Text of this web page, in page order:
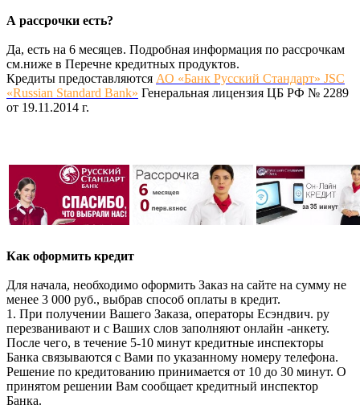
А рассрочки есть?
Да, есть на 6 месяцев. Подробная информация по рассрочкам
см.ниже в Перечне кредитных продуктов.
Кредиты предоставляются АО «Банк Русский Стандарт» JSC
«Russian Standard Bank» Генеральная лицензия ЦБ РФ № 2289
от 19.11.2014 г.
Как оформить кредит
Для начала, необходимо оформить Заказ на сайте на сумму не
менее 3 000 руб., выбрав способ оплаты в кредит.
1. При получении Вашего Заказа, операторы Есэндвич. ру
перезванивают и с Ваших слов заполняют онлайн -анкету.
После чего, в течение 5-10 минут кредитные инспекторы
Банка связываются с Вами по указанному номеру телефона.
Решение по кредитованию принимается от 10 до 30 минут. О
принятом решении Вам сообщает кредитный инспектор
Банка.